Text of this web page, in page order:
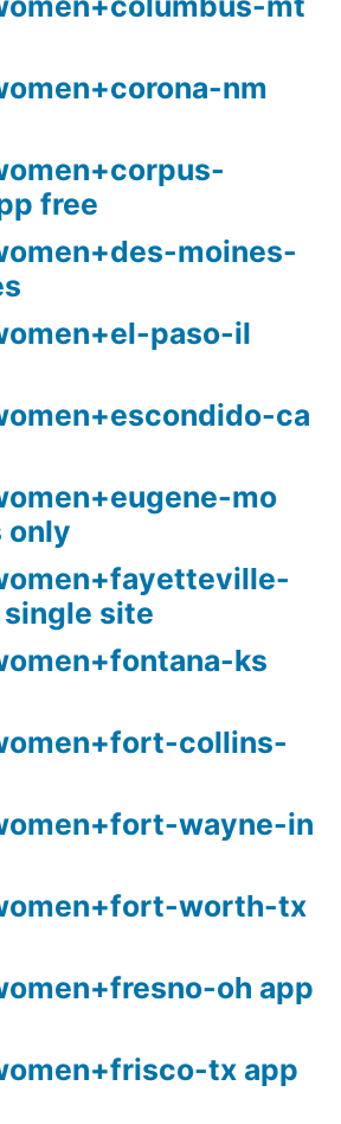
nm
free
moines-
paso-il
ca
mo
only
single site
ks
collins-
wayne-in
worth-tx
oh app
tx app